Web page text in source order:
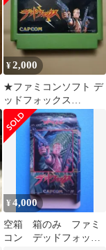
¥2,000
★ファミコンソフト デ
ッドフォックス
CAPCOM
¥4,000
空箱 箱のみ ファミ
コン デッドフォック